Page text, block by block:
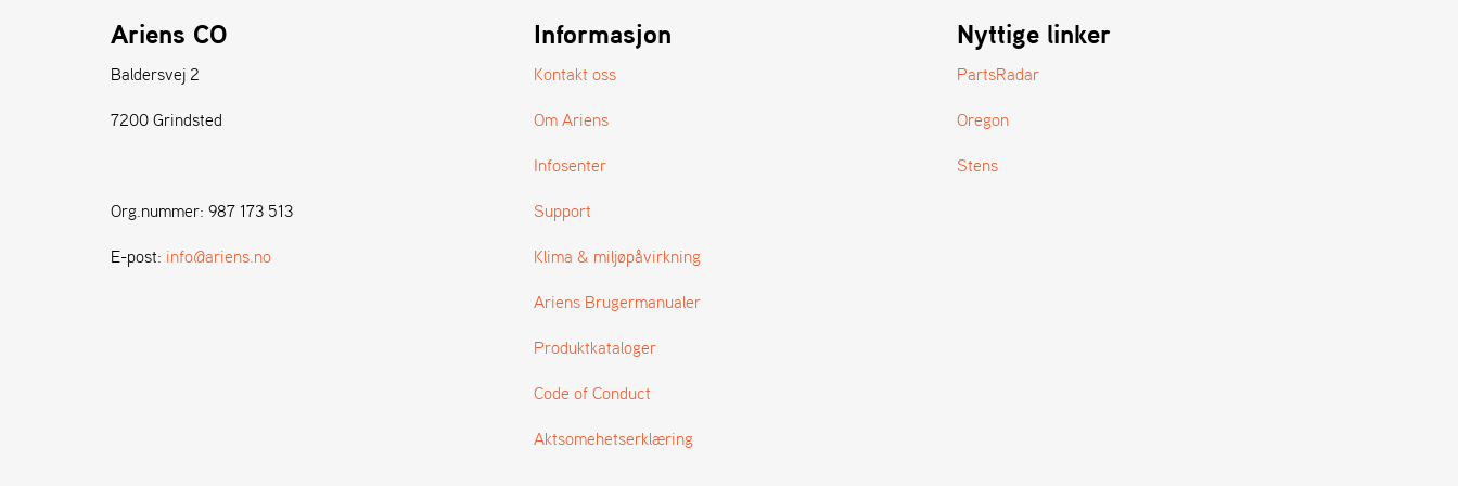
Ariens CO
Baldersvej 2
7200 Grindsted
Org.nummer: 987 173 513
E-post: info@ariens.no
Informasjon
Kontakt oss
Om Ariens
Infosenter
Support
Klima & miljøpåvirkning
Ariens Brugermanualer
Produktkataloger
Code of Conduct
Aktsomehetserklæring
Nyttige linker
PartsRadar
Oregon
Stens